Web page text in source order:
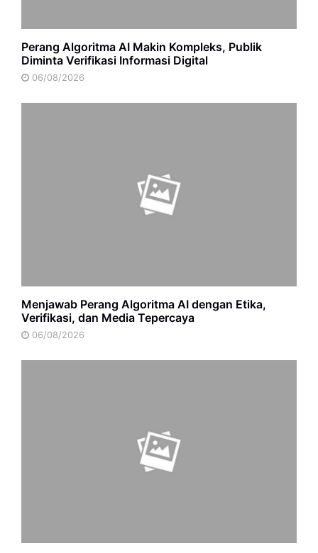
Perang Algoritma AI Makin Kompleks, Publik
Diminta Verifikasi Informasi Digital
06/08/2026
Menjawab Perang Algoritma AI dengan Etika,
Verifikasi, dan Media Tepercaya
06/08/2026